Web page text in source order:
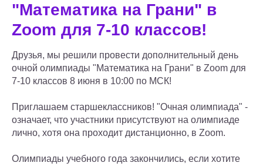
"Математика на Грани" в
Zoom для 7-10 классов!
Друзья, мы решили провести дополнительный день
очной олимпиады "Математика на Грани" в Zoom для
7-10 классов 8 июня в 10:00 по МСК!
Приглашаем старшеклассников! "Очная олимпиада" -
означает, что участники присутствуют на олимпиаде
лично, хотя она проходит дистанционно, в Zoom.
Олимпиады учебного года закончились, если хотите